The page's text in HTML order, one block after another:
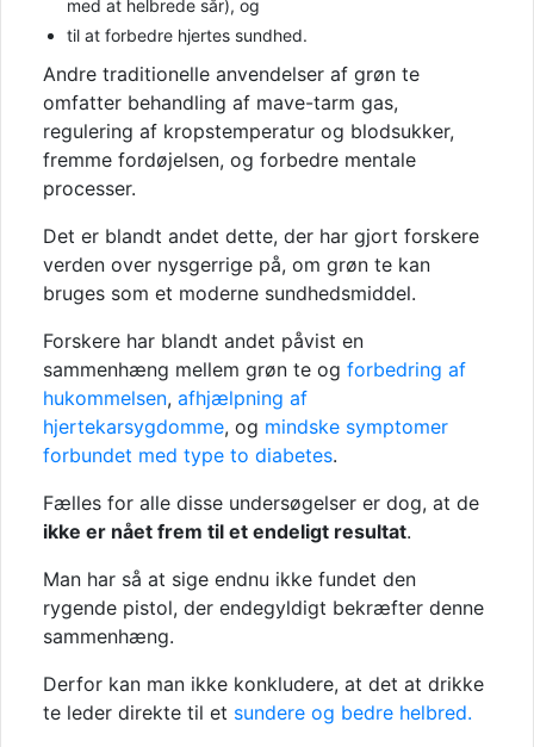
med at helbrede sår), og
til at forbedre hjertes sundhed.
Andre traditionelle anvendelser af grøn te
omfatter behandling af mave-tarm gas,
regulering af kropstemperatur og blodsukker,
fremme fordøjelsen, og forbedre mentale
processer.
Det er blandt andet dette, der har gjort forskere
verden over nysgerrige på, om grøn te kan
bruges som et moderne sundhedsmiddel.
Forskere har blandt andet påvist en
sammenhæng mellem grøn te og forbedring af
hukommelsen, afhjælpning af
hjertekarsygdomme, og mindske symptomer
forbundet med type to diabetes.
Fælles for alle disse undersøgelser er dog, at de
ikke er nået frem til et endeligt resultat.
Man har så at sige endnu ikke fundet den
rygende pistol, der endegyldigt bekræfter denne
sammenhæng.
Derfor kan man ikke konkludere, at det at drikke
te leder direkte til et sundere og bedre helbred.